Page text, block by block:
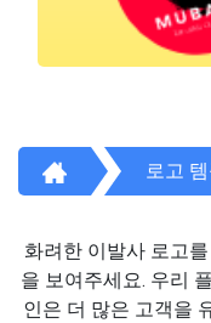
로고
화려한 이발사 로고
을 보여주세요. 우리
인은 더 많은 고객을